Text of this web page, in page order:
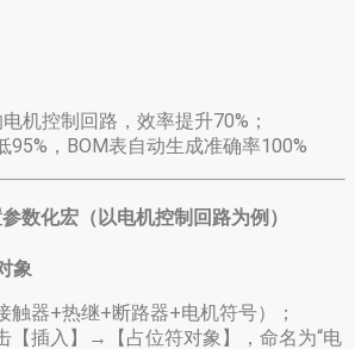
机控制回路，效率提升70%；
95%，BOM表自动生成准确率100%
数化宏（以电机控制回路为例）
象
触器+热继+断路器+电机符号）；
【插入】→【占位符对象】，命名为“电